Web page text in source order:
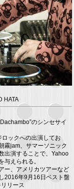
HATA
のシンセサイ
ックへの出演してお
霧jam、サマーソニック
出演することで、Yahoo
与えられる。
ー、アメリカツアーなど
2016年9月16日ベスト盤
リース